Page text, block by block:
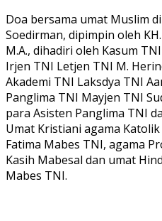
Doa bersama umat Muslim
Soedirman, dipimpin oleh
M.A., dihadiri oleh Kasum
Irjen TNI Letjen TNI M.
Akademi TNI Laksdya TNI
Panglima TNI Mayjen TNI
para Asisten Panglima TNI
Umat Kristiani agama
Fatima Mabes TNI, agama
Kasih Mabesal dan umat
Mabes TNI.